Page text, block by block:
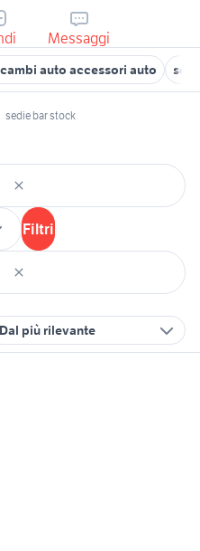
Messaggi
auto accessori auto
sedie bar stock
Filtri
Dal più rilevante